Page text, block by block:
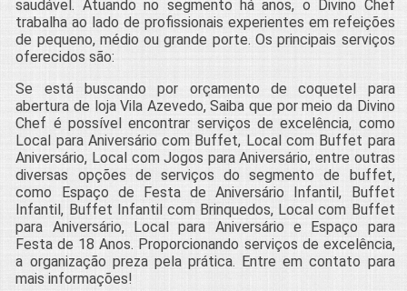
saudável. Atuando no segmento há anos, o Divino Chef
trabalha ao lado de profissionais experientes em refeições
de pequeno, médio ou grande porte. Os principais serviços
oferecidos são:
Se está buscando por orçamento de coquetel para
abertura de loja Vila Azevedo, Saiba que por meio da Divino
Chef é possível encontrar serviços de excelência, como
Local para Aniversário com Buffet, Local com Buffet para
Aniversário, Local com Jogos para Aniversário, entre outras
diversas opções de serviços do segmento de buffet,
como Espaço de Festa de Aniversário Infantil, Buffet
Infantil, Buffet Infantil com Brinquedos, Local com Buffet
para Aniversário, Local para Aniversário e Espaço para
Festa de 18 Anos. Proporcionando serviços de excelência,
a organização preza pela prática. Entre em contato para
mais informações!